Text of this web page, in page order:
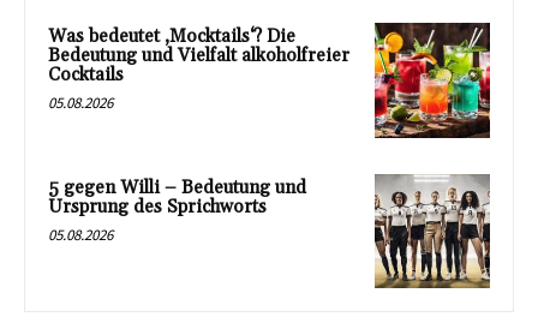
Was bedeutet ‚Mocktails‘? Die
Bedeutung und Vielfalt alkoholfreier
Cocktails
05.08.2026
5 gegen Willi – Bedeutung und
Ursprung des Sprichworts
05.08.2026